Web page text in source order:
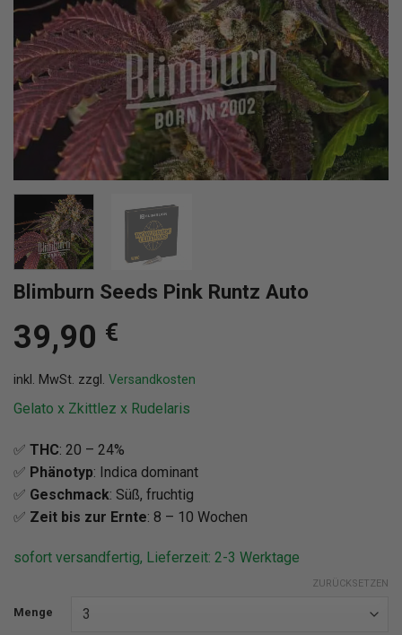
Blimburn Seeds Pink Runtz Auto
39,90 €
inkl. MwSt. zzgl. Versandkosten
Gelato x Zkittlez x Rudelaris
✅ THC: 20 – 24%
✅ Phänotyp: Indica dominant
✅ Geschmack: Süß, fruchtig
✅ Zeit bis zur Ernte: 8 – 10 Wochen
sofort versandfertig, Lieferzeit: 2-3 Werktage
Menge
ZURÜCKSETZEN